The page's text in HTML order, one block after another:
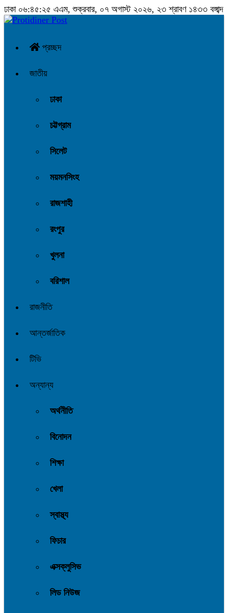
ঢাকা ০৬:৪৫:২৫ এএম, শুক্রবার, ০৭ অগাস্ট ২০২৬, ২৩ শ্রাবণ ১৪৩৩ বঙ্গাব্দ
প্রচ্ছদ
জাতীয়
ঢাকা
চট্টগ্রাম
সিলেট
ময়মনসিংহ
রাজশাহী
রংপুর
খুলনা
বরিশাল
রাজনীতি
আন্তর্জাতিক
টিভি
অন্যান্য
অর্থনীতি
বিনোদন
শিক্ষা
খেলা
স্বাস্থ্য
ফিচার
এক্সক্লুসিভ
লিড নিউজ